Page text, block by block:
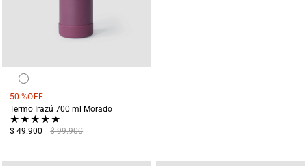
50 %OFF
Termo Irazú 700 ml Morado
★★★★★
$ 49.900 $ 99.900